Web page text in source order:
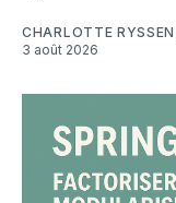
CHARLOTTE
3 août 2026